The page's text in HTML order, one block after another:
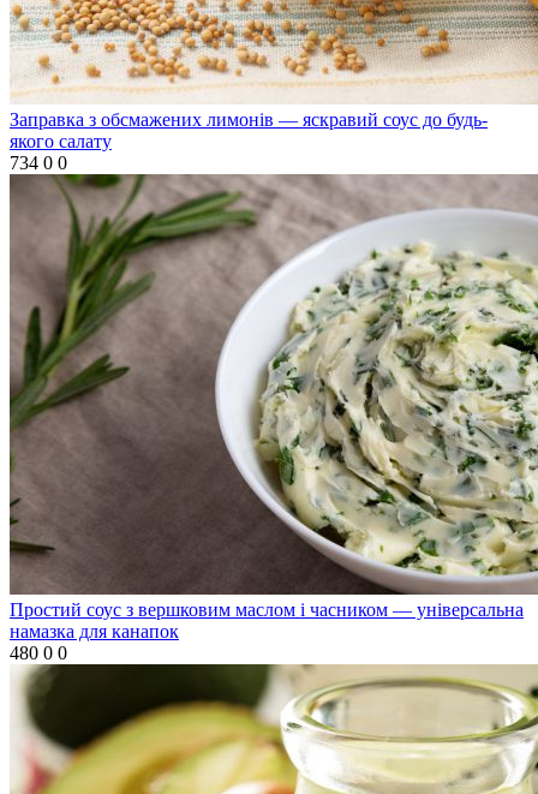
Заправка з обсмажених лимонів — яскравий соус до будь-
якого салату
734 0 0
Простий соус з вершковим маслом і часником — універсальна
намазка для канапок
480 0 0